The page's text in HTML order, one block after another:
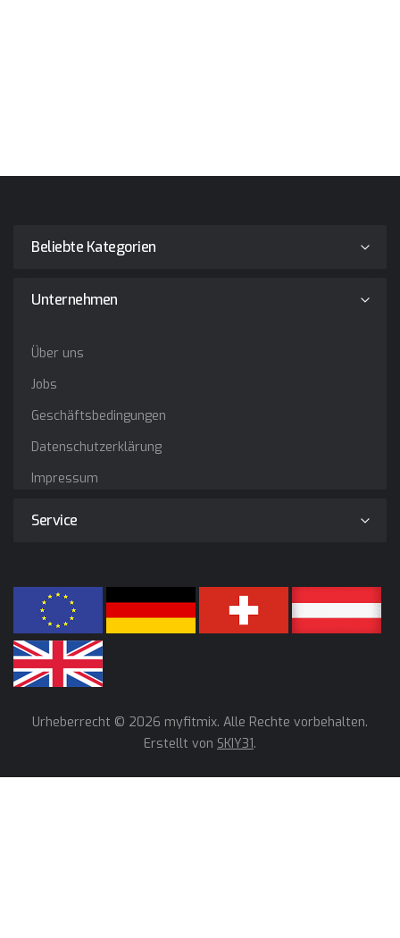
Beliebte Kategorien
Unternehmen
Über uns
Jobs
Geschäftsbedingungen
Datenschutzerklärung
Impressum
Service
Urheberrecht © 2026 myfitmix. Alle Rechte vorbehalten.
Erstellt von SKIY31.